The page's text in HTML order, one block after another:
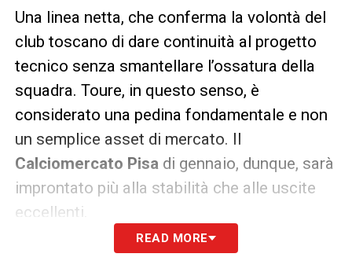
Una linea netta, che conferma la volontà del
club toscano di dare continuità al progetto
tecnico senza smantellare l’ossatura della
squadra. Toure, in questo senso, è
considerato una pedina fondamentale e non
un semplice asset di mercato. Il
Calciomercato Pisa di gennaio, dunque, sarà
improntato più alla stabilità che alle uscite
eccellenti.
Le big continueranno a osservare, ma per ora
READ MORE